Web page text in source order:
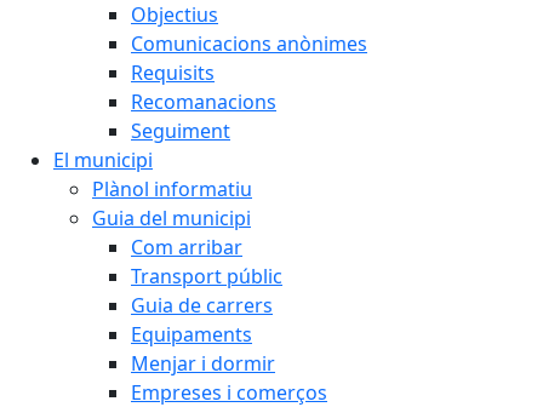
Objectius
Comunicacions anònimes
Requisits
Recomanacions
Seguiment
El municipi
Plànol informatiu
Guia del municipi
Com arribar
Transport públic
Guia de carrers
Equipaments
Menjar i dormir
Empreses i comerços